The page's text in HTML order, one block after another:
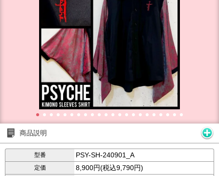
商品説明
型番 PSY-SH-240901_A
定価 8,900円(税込9,790円)